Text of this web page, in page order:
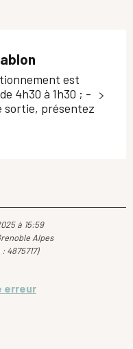
est
4h30 à 1h30 ; -
sortie, présentez
à 15:59
Alpes
: 4875717)
erreur